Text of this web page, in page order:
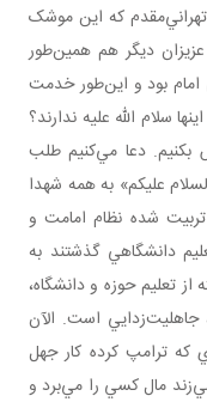
تهراني‌مقدم که اين موشک
ديگر هم همين‌طور
بود و اين‌طور خدمت
سلام الله عليه ندارند؟
بکنيم. دعا مي‌کنيم طلب
عليکم» به همه شهدا
تربيت شده نظام امامت و
دانشگاهي گذشتند به
تعليم حوزه و دانشگاه،
جاهليت‌زدايي است. الآن
که ترامپ کرده کار جهل
مال کسي را مي‌برد و